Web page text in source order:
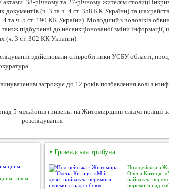
38-річному та 27-річному жителям столиці
документів (ч. 3 та ч. 4 ст. 358 КК України) та
4 та ч. 5 ст. 190 КК України). Молодший з чоловіків
підбуренні до несанкціонованої зміни інформації,
(ч. 3 ст. 362 КК України).
здійснювали співробітники УСБУ області,
загрожує до 12 років позбавлення волі з
тилом
• Громадська трибуна
Поліцейська з
Олена Китиця:
найважча
перемога над